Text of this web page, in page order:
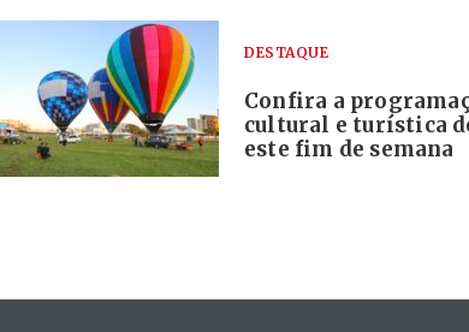
DESTAQUE
Confira a
cultural e turística
este fim de semana